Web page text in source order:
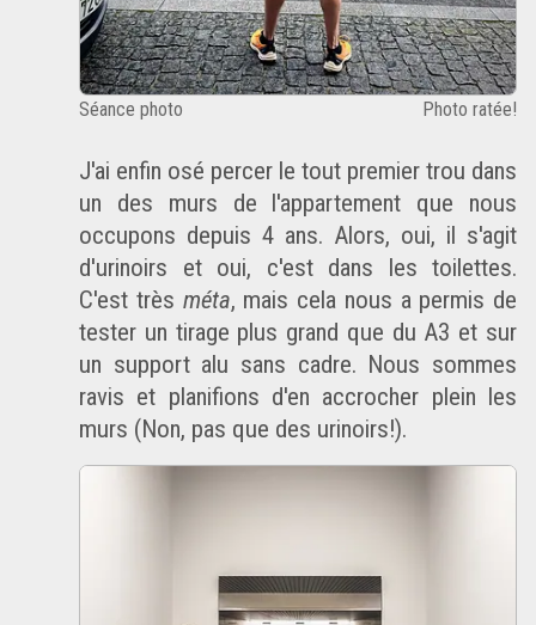
Séance photo Photo ratée!
J'ai enfin osé percer le tout premier trou dans
un des murs de l'appartement que nous
occupons depuis 4 ans. Alors, oui, il s'agit
d'urinoirs et oui, c'est dans les toilettes.
C'est très méta, mais cela nous a permis de
tester un tirage plus grand que du A3 et sur
un support alu sans cadre. Nous sommes
ravis et planifions d'en accrocher plein les
murs (Non, pas que des urinoirs!).